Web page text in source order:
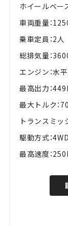
ホイールベー
車両重量：
乗車定員：2人
総排気量：
エンジン：水
最高出力：
最大トルク：
トランスミッ
駆動方式：4WD
最高速度：